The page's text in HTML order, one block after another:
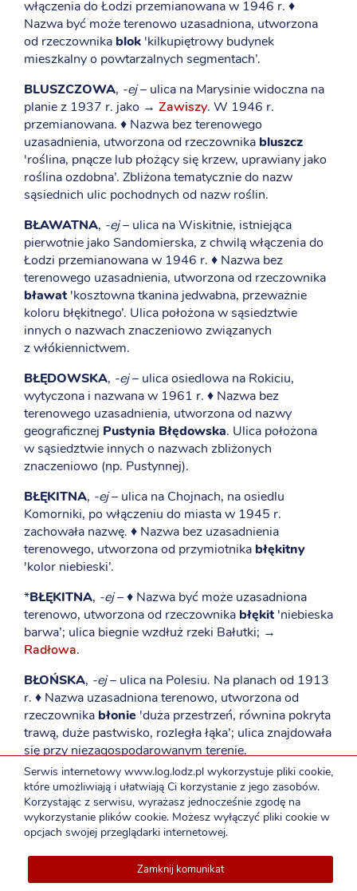
włączenia do Łodzi przemianowana w 1946 r. ♦
Nazwa być może terenowo uzasadniona, utworzona
od rzeczownika blok 'kilkupiętrowy budynek
mieszkalny o powtarzalnych segmentach’.
BLUSZCZOWA, -ej– ulica na Marysinie widoczna na
planie z 1937 r. jako → Zawiszy. W 1946 r.
przemianowana. ♦ Nazwa bez terenowego
uzasadnienia, utworzona od rzeczownika bluszcz
'roślina, pnącze lub płożący się krzew, uprawiany jako
roślina ozdobna’. Zbliżona tematycznie do nazw
sąsiednich ulic pochodnych od nazw roślin.
BŁAWATNA, -ej– ulica na Wiskitnie, istniejąca
pierwotnie jako Sandomierska, z chwilą włączenia do
Łodzi przemianowana w 1946 r. ♦ Nazwa bez
terenowego uzasadnienia, utworzona od rzeczownika
bławat 'kosztowna tkanina jedwabna, przeważnie
koloru błękitnego’. Ulica położona w sąsiedztwie
innych o nazwach znaczeniowo związanych
z włókiennictwem.
BŁĘDOWSKA, -ej– ulica osiedlowa na Rokiciu,
wytyczona i nazwana w 1961 r. ♦ Nazwa bez
terenowego uzasadnienia, utworzona od nazwy
geograficznej Pustynia Błędowska. Ulica położona
w sąsiedztwie innych o nazwach zbliżonych
znaczeniowo (np. Pustynnej).
BŁĘKITNA, -ej– ulica na Chojnach, na osiedlu
Komorniki, po włączeniu do miasta w 1945 r.
zachowała nazwę. ♦ Nazwa bez uzasadnienia
terenowego, utworzona od przymiotnika błękitny
'kolor niebieski’.
*BŁĘKITNA, -ej– ♦ Nazwa być może uzasadniona
terenowo, utworzona od rzeczownika błękit 'niebieska
barwa’; ulica biegnie wzdłuż rzeki Bałutki; →
Radłowa.
BŁOŃSKA, -ej– ulica na Polesiu. Na planach od 1913
r. ♦ Nazwa uzasadniona terenowo, utworzona od
rzeczownika błonie 'duża przestrzeń, równina pokryta
trawą, duże pastwisko, rozległa łąka’; ulica znajdowała
się przy niezagospodarowanym terenie.
BŁOTNA,-ej– ulica na pograniczu Rokicia
i Chocianowic. ♦ Nazwa być może terenowo
uzasadniona, utworzona od rzeczownikabłoto
'podmokły, pokryty błotem’.
– ulica na Manii. Na planach od 1921 r.
♦ Nazwa bez terenowego uzasadnienia, utworzona od
ŁOG: 42 272-68-86
Serwis internetowy www.log.lodz.pl wykorzystuje pliki cookie,
które umożliwiają i ułatwiają Ci korzystanie z jego zasobów.
Korzystając z serwisu, wyrażasz jednocześnie zgodę na
wykorzystanie plików cookie. Możesz wyłączyć pliki cookie w
opcjach swojej przeglądarki internetowej.
Zamknij komunikat